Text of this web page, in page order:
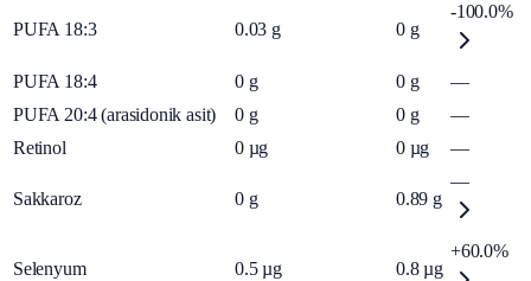
PUFA 18:3 0.03 g 0 g
-100.0%
PUFA 18:4 0 g 0 g
—
PUFA 20:4 (arasidonik asit)
0 g 0 g
—
Retinol
0 µg 0 µg —
Sakkaroz 0 g 0.89 g
—
Selenyum 0.5 µg 0.8 µg
+60.0%